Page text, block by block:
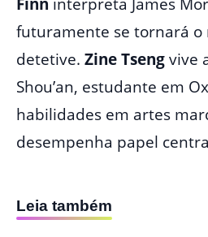
Finn interpreta James
futuramente se tornará o
detetive. Zine Tsengvive
Shou’an, estudante em
habilidades em artes
desempenha papel
Leia também